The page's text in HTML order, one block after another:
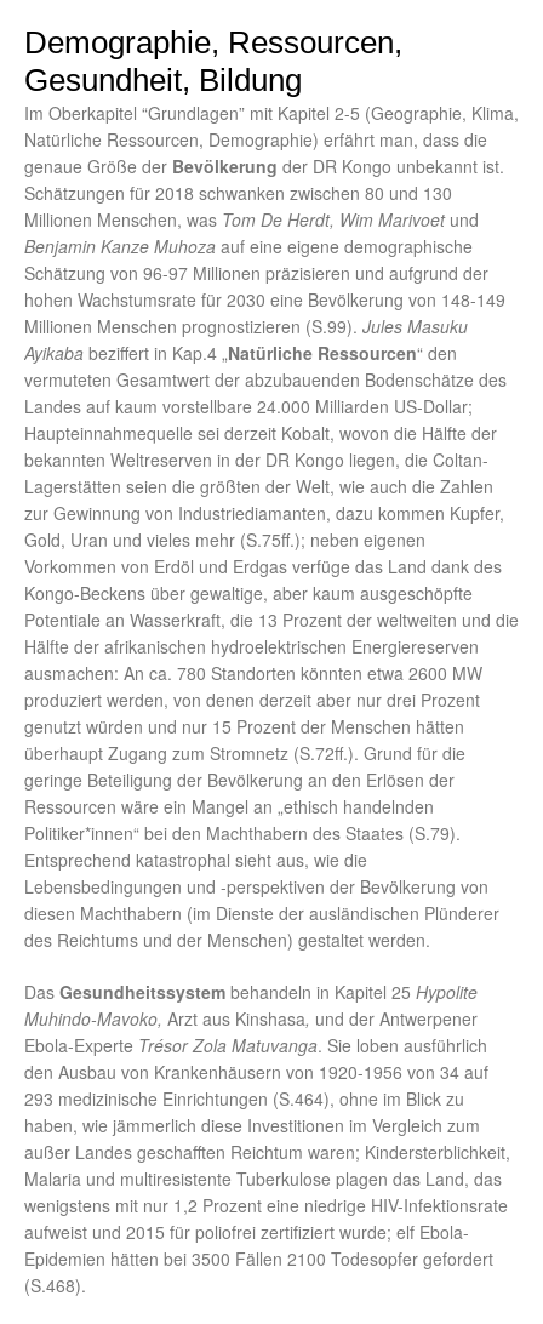
Demographie, Ressourcen,
Gesundheit, Bildung
Im Oberkapitel “Grundlagen” mit Kapitel 2-5 (Geographie, Klima,
Natürliche Ressourcen, Demographie) erfährt man, dass die
genaue Größe der Bevölkerung der DR Kongo unbekannt ist.
Schätzungen für 2018 schwanken zwischen 80 und 130
Millionen Menschen, was Tom De Herdt, Wim Marivoet und
Benjamin Kanze Muhoza auf eine eigene demographische
Schätzung von 96-97 Millionen präzisieren und aufgrund der
hohen Wachstumsrate für 2030 eine Bevölkerung von 148-149
Millionen Menschen prognostizieren (S.99). Jules Masuku
Ayikaba beziffert in Kap.4 „Natürliche Ressourcen“ den
vermuteten Gesamtwert der abzubauenden Bodenschätze des
Landes auf kaum vorstellbare 24.000 Milliarden US-Dollar;
Haupteinnahmequelle sei derzeit Kobalt, wovon die Hälfte der
bekannten Weltreserven in der DR Kongo liegen, die Coltan-
Lagerstätten seien die größten der Welt, wie auch die Zahlen
zur Gewinnung von Industriediamanten, dazu kommen Kupfer,
Gold, Uran und vieles mehr (S.75ff.); neben eigenen
Vorkommen von Erdöl und Erdgas verfüge das Land dank des
Kongo-Beckens über gewaltige, aber kaum ausgeschöpfte
Potentiale an Wasserkraft, die 13 Prozent der weltweiten und die
Hälfte der afrikanischen hydroelektrischen Energiereserven
ausmachen: An ca. 780 Standorten könnten etwa 2600 MW
produziert werden, von denen derzeit aber nur drei Prozent
genutzt würden und nur 15 Prozent der Menschen hätten
überhaupt Zugang zum Stromnetz (S.72ff.). Grund für die
geringe Beteiligung der Bevölkerung an den Erlösen der
Ressourcen wäre ein Mangel an „ethisch handelnden
Politiker*innen“ bei den Machthabern des Staates (S.79).
Entsprechend katastrophal sieht aus, wie die
Lebensbedingungen und -perspektiven der Bevölkerung von
diesen Machthabern (im Dienste der ausländischen Plünderer
des Reichtums und der Menschen) gestaltet werden.
Das Gesundheitssystem behandeln in Kapitel 25 Hypolite
Muhindo-Mavoko, Arzt aus Kinshasa, und der Antwerpener
Ebola-Experte Trésor Zola Matuvanga. Sie loben ausführlich
den Ausbau von Krankenhäusern von 1920-1956 von 34 auf
293 medizinische Einrichtungen (S.464), ohne im Blick zu
haben, wie jämmerlich diese Investitionen im Vergleich zum
außer Landes geschafften Reichtum waren; Kindersterblichkeit,
Malaria und multiresistente Tuberkulose plagen das Land, das
wenigstens mit nur 1,2 Prozent eine niedrige HIV-Infektionsrate
aufweist und 2015 für poliofrei zertifiziert wurde; elf Ebola-
Epidemien hätten bei 3500 Fällen 2100 Todesopfer gefordert
(S.468).